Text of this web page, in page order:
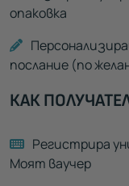
опаковка
послание (по
КАК
Регистрира
Моят ваучер